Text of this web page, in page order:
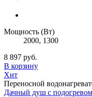
Мощность (Вт)
2000, 1300
8 897 руб.
В корзину
Хит
Переносной
Дачный душ с